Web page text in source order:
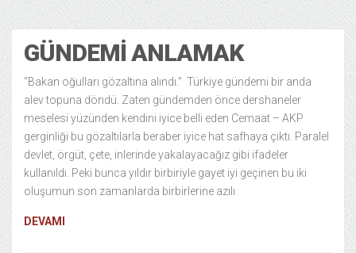
GÜNDEMI ANLAMAK
“Bakan oğulları gözaltına alındı.” Türkiye gündemi bir anda
alev topuna döndü. Zaten gündemden önce dershaneler
meselesi yüzünden kendini iyice belli eden Cemaat – AKP
gerginliği bu gözaltılarla beraber iyice hat safhaya çıktı. Paralel
devlet, örgüt, çete, inlerinde yakalayacağız gibi ifadeler
kullanıldı. Peki bunca yıldır birbiriyle gayet iyi geçinen bu iki
oluşumun son zamanlarda birbirlerine azılı
DEVAMI